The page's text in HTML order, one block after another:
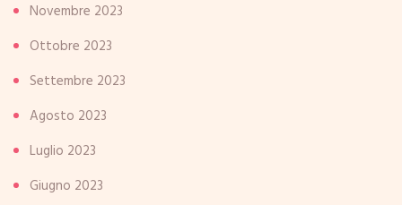
Novembre 2023
Ottobre 2023
Settembre 2023
Agosto 2023
Luglio 2023
Giugno 2023